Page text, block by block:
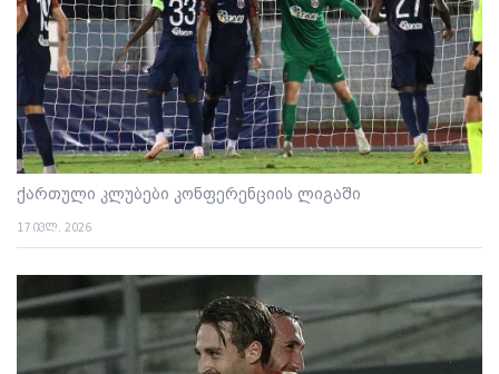
ქართული კლუბები კონფერენციის ლიგაში
17 ივლ. 2026